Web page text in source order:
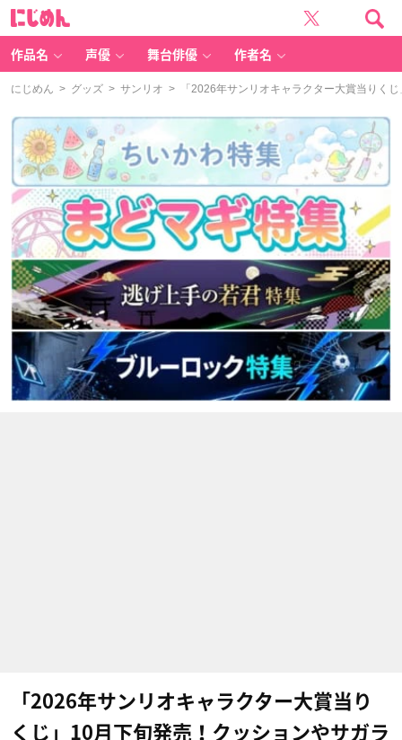
作品名 声優 舞台俳優 作者名
にじめん > グッズ > サンリオ > 「2026年サンリオキャラクター大賞当りく
「2026年サンリオキャラクター大賞当り
くじ」10月下旬発売！クッションやサガラ